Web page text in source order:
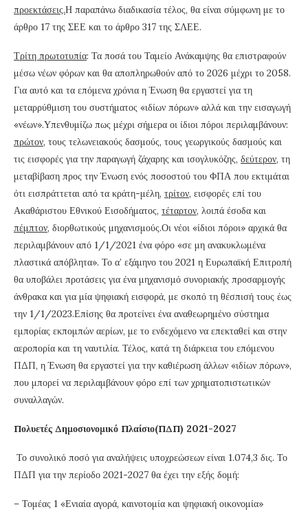
προεκτάσεις.Η παραπάνω διαδικασία τέλος, θα είναι σύμφωνη με το
άρθρο 17 της ΣΕΕ και το άρθρο 317 της ΣΛΕΕ.
Τρίτη πρωτοτυπία: Τα ποσά του Ταμείο Ανάκαμψης θα επιστραφούν
μέσω νέων φόρων και θα αποπληρωθούν από το 2026 μέχρι το 2058.
Για αυτό και τα επόμενα χρόνια η Ένωση θα εργαστεί για τη
μεταρρύθμιση του συστήματος «ιδίων πόρων» αλλά και την εισαγωγή
«νέων».Υπενθυμίζω πως μέχρι σήμερα οι ίδιοι πόροι περιλαμβάνουν:
πρώτον, τους τελωνειακούς δασμούς, τους γεωργικούς δασμούς και
τις εισφορές για την παραγωγή ζάχαρης και ισογλυκόζης, δεύτερον, τη
μεταβίβαση προς την Ένωση ενός ποσοστού του ΦΠΑ που εκτιμάται
ότι εισπράττεται από τα κράτη-μέλη, τρίτον, εισφορές επί του
Ακαθάριστου Εθνικού Εισοδήματος, τέταρτον, λοιπά έσοδα και
πέμπτον, διορθωτικούς μηχανισμούς.Οι νέοι «ίδιοι πόροι» αρχικά θα
περιλαμβάνουν από 1/1/2021 ένα φόρο «σε μη ανακυκλωμένα
πλαστικά απόβλητα». Το α’ εξάμηνο του 2021 η Ευρωπαϊκή Επιτροπή
θα υποβάλει προτάσεις για ένα μηχανισμό συνοριακής προσαρμογής
άνθρακα και για μία ψηφιακή εισφορά, με σκοπό τη θέσπισή τους έως
την 1/1/2023.Επίσης θα προτείνει ένα αναθεωρημένο σύστημα
εμπορίας εκπομπών αερίων, με το ενδεχόμενο να επεκταθεί και στην
αεροπορία και τη ναυτιλία. Τέλος, κατά τη διάρκεια του επόμενου
ΠΔΠ, η Ένωση θα εργαστεί για την καθιέρωση άλλων «ιδίων πόρων»,
που μπορεί να περιλαμβάνουν φόρο επί των χρηματοπιστωτικών
συναλλαγών.
Πολυετές Δημοσιονομικό Πλαίσιο(ΠΔΠ) 2021-2027
Το συνολικό ποσό για αναλήψεις υποχρεώσεων είναι 1.074,3 δις. Το
ΠΔΠ για την περίοδο 2021-2027 θα έχει την εξής δομή:
– Τομέας 1 «Ενιαία αγορά, καινοτομία και ψηφιακή οικονομία»